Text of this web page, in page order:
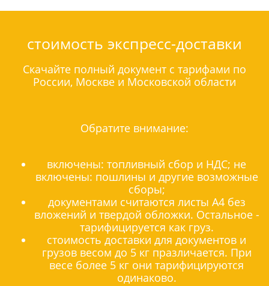
стоимость экспресс-доставки
Скачайте полный документ с тарифами по
России, Москве и Московской области
Обратите внимание:
включены: топливный сбор и НДС; не
включены: пошлины и другие возможные
сборы;
документами считаются листы А4 без
вложений и твердой обложки. Остальное -
тарифицируется как груз.
стоимость доставки для документов и
грузов весом до 5 кг празличается. При
весе более 5 кг они тарифицируются
одинаково.